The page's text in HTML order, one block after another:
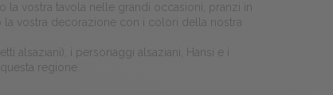
la vostra tavola nelle grandi occasioni, pranzi in
la vostra decorazione con i colori della nostra
alsaziani), i personaggi alsaziani, Hansi e i
regione.